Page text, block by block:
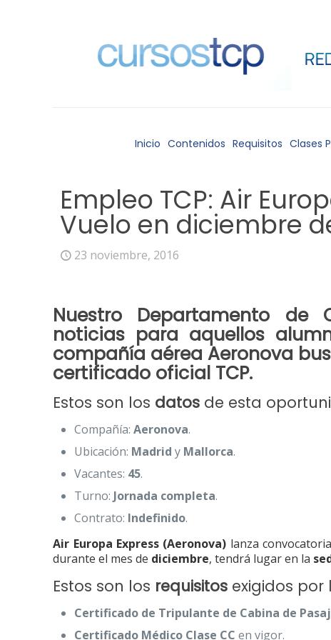
Inicio Contenidos Requisitos Clases
Empleo TCP: Air
Vuelo en diciembre
23 noviembre, 2016
Nuestro Departamento de
noticias para aquellos
compañía aéreaAeronova
certificado oficial TCP.
Estos son los datos de esta
Compañía:Aeronova.
Ubicación: Madridy Mallorca.
Vacantes: 45.
Turno: Jornada completa.
Contrato: Indefinido.
Air Europa Express (Aeronova) lanza
durante el mes de diciembre, tendrá lugar en la
Estos son los requisitos exigidos por
Certificado de Tripulante de Cabina de
Certificado Médico Clase CC en vigor.